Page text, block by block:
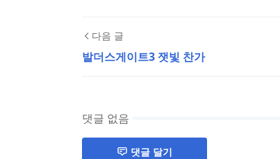
다음 글
발더스게이트3 잿빛 찬가
댓글 없음
댓글 달기